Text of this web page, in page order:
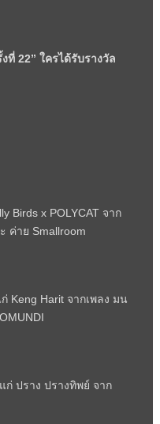
ที่ 22” ใครได้รับรางวัล
Birds x POLYCAT จาก
ค่าย Smallroom
Keng Harit จากเพลง มน
ปราง ปรางทิพย์ จาก